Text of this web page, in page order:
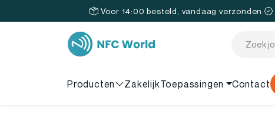
Voor 14:00 besteld, vandaag verzonden.
Producten ZakelijkToepassingen Contact